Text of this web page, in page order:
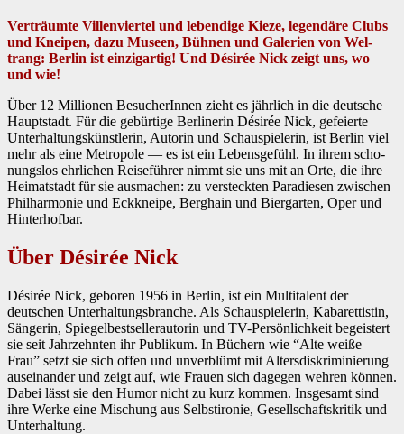
Verträumte Vil­len­vier­tel und lebendi­ge Kieze, leg­endäre Clubs
und Kneipen, dazu Museen, Büh­nen und Gale­rien von Wel­
trang: Berlin ist einzi­gar­tig! Und Désirée Nick zeigt uns, wo
und wie!
Über 12 Mil­lio­nen BesucherIn­nen zieht es jährlich in die deutsche
Haupt­stadt. Für die gebür­tige Berliner­in Désirée Nick, gefeierte
Unter­hal­tungskün­st­lerin, Autorin und Schaus­pielerin, ist Berlin viel
mehr als eine Metro­pole — es ist ein Lebens­ge­fühl. In ihrem scho­
nungs­los ehrlichen Reise­führer nimmt sie uns mit an Orte, die ihre
Heimat­stadt für sie aus­machen: zu ver­steck­ten Paradiesen zwis­chen
Phil­har­monie und Eck­kneipe, Berghain und Bier­garten, Oper und
Hin­ter­hof­bar.
Über Désirée Nick
Désirée Nick, geboren 1956 in Berlin, ist ein Mul­ti­tal­ent der
deutschen Unter­hal­tungs­branche. Als Schaus­pielerin, Kabaret­tistin,
Sän­gerin, Spiegelbest­seller­autorin und TV-Per­sön­lichkeit begeis­tert
sie seit Jahrzehn­ten ihr Pub­likum. In Büch­ern wie “Alte weiße
Frau” set­zt sie sich offen und unverblümt mit Alters­diskri­m­inierung
auseinan­der und zeigt auf, wie Frauen sich dage­gen wehren kön­nen.
Dabei lässt sie den Humor nicht zu kurz kom­men. Ins­ge­samt sind
ihre Werke eine Mis­chung aus Selb­stironie, Gesellschaft­skri­tik und
Unter­hal­tung.